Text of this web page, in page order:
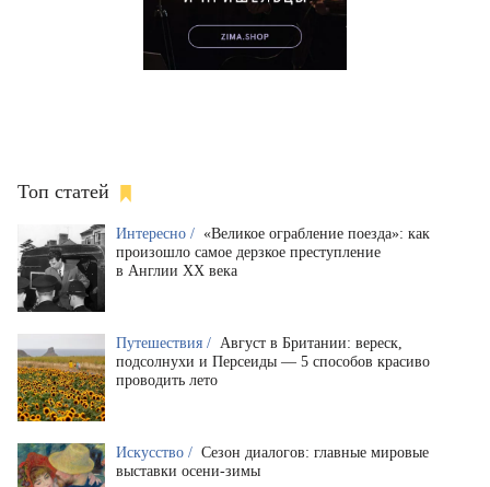
Топ статей
Интересно / «Великое ограбление поезда»: как
произошло самое дерзкое преступление
в Англии XX века
Путешествия / Август в Британии: вереск,
подсолнухи и Персеиды — 5 способов красиво
проводить лето
Искусство / Сезон диалогов: главные мировые
выставки осени-зимы